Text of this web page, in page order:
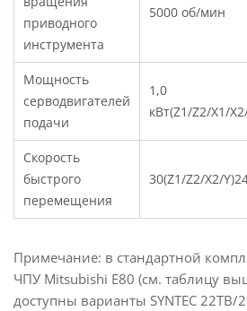
приводного
инструмента
5000 об/мин
Мощность
серводвигателей
подачи
1,0
кВт(Z1/Z2/X1/
Скорость
быстрого
перемещения
30(Z1/Z2/X2/
Примечание: в стандартной
ЧПУ Mitsubishi E80 (см. таблицу
доступны варианты SYNTEC 22TB/